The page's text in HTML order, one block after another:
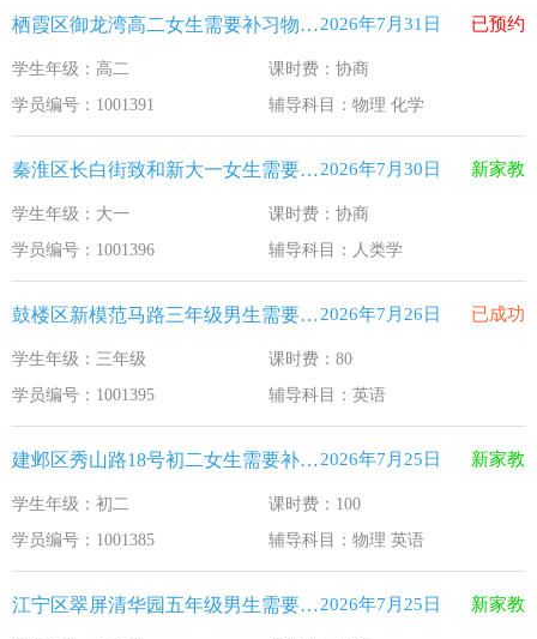
致全省中小学生家长的一封信 2026-2-3
教育部关于做好2026年普通高校招生工作的通知 [教学(
江苏33个！教育部最新认定2025年第一批义务教育优质均
2025年12月江苏教育考试月历 2025-12-1
栖霞区御龙湾高二女生需要补习物理 化学2026年7月31日 已预约
学生年级：高二
课时费：协商
学员编号：1001391
辅导科目：物理 化学
秦淮区长白街致和新大一女生需要补习人类学2026年7月30日 新家教
学生年级：大一
课时费：协商
学员编号：1001396
辅导科目：人类学
鼓楼区新模范马路三年级男生需要补习英语2026年7月26日 已成功
学生年级：三年级
课时费：80
学员编号：1001395
辅导科目：英语
建邺区秀山路18号初二女生需要补习物理 英语2026年7月25日 新家教
学生年级：初二
课时费：100
学员编号：1001385
辅导科目：物理 英语
江宁区翠屏清华园五年级男生需要补习新概念英语2026年7月25日 新家教